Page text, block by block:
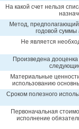
На какой счет нельзя
Метод, предполагающий
годовой
Не является
Произведена
Материальные
использованию
Сроком полезного
Первоначальная
исполнение